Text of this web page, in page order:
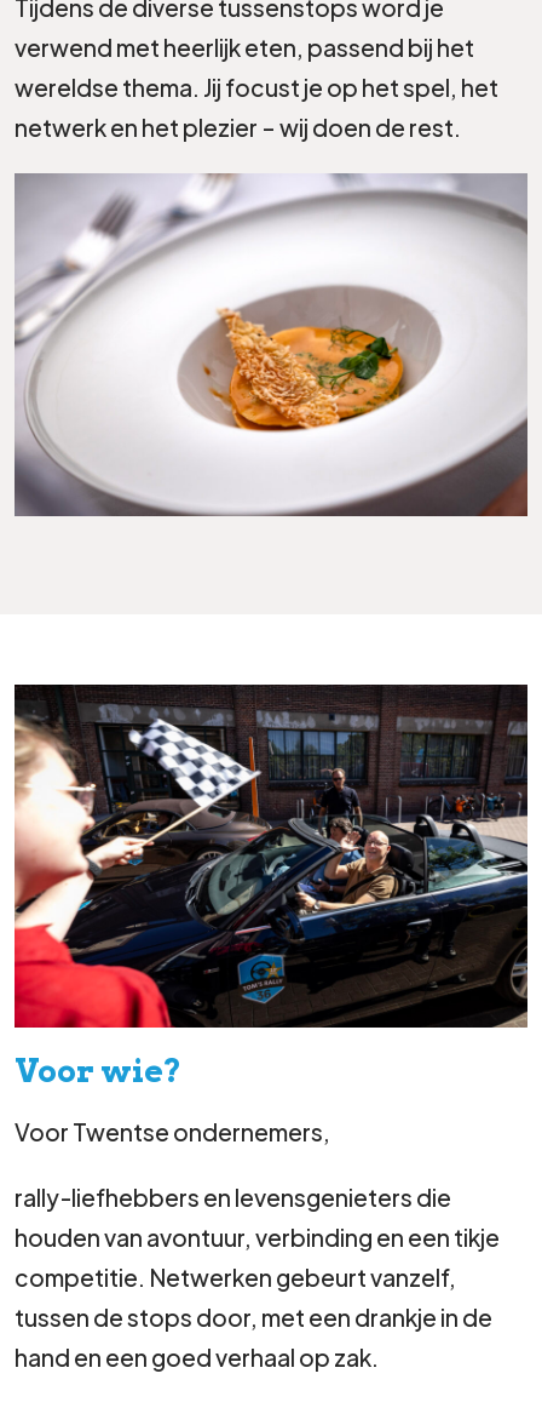
Tijdens de diverse tussenstops word je
verwend met heerlijk eten, passend bij het
wereldse thema. Jij focust je op het spel, het
netwerk en het plezier – wij doen de rest.
Voor wie?
Voor Twentse ondernemers,
rally-liefhebbers en levensgenieters die
houden van avontuur, verbinding en een tikje
competitie. Netwerken gebeurt vanzelf,
tussen de stops door, met een drankje in de
hand en een goed verhaal op zak.